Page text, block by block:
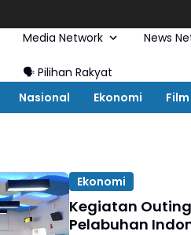
Media Network
News
🗣️ Pilihan Rakyat
Nasional Ekonomi Film
Ekonomi
Kegiatan Outing
Pelabuhan